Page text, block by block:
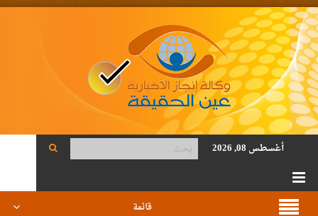
أغسطس 08, 2026
قائمة